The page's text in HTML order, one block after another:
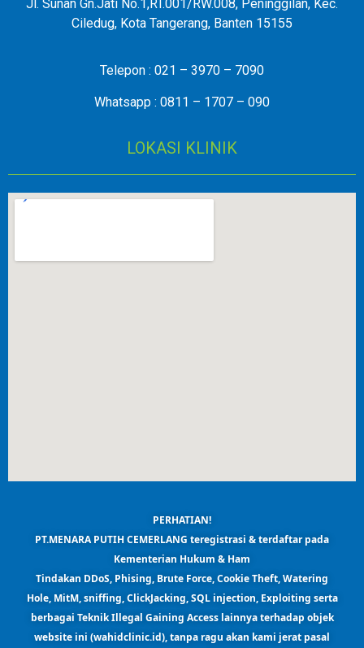
Jl. Sunan Gn.Jati No.1,RT.001/RW.008, Peninggilan, Kec.
Ciledug, Kota Tangerang, Banten 15155
Telepon : 021 – 3970 – 7090
Whatsapp : 0811 – 1707 – 090
LOKASI KLINIK
PERHATIAN!
PT.MENARA PUTIH CEMERLANG teregistrasi & terdaftar pada
Kementerian Hukum & Ham
Tindakan DDoS, Phising, Brute Force, Cookie Theft, Watering
Hole, MitM, sniffing, ClickJacking, SQL injection, Exploiting serta
berbagai Teknik Illegal Gaining Access lainnya terhadap objek
website ini (wahidclinic.id),tanpa ragu akan kami jerat pasal